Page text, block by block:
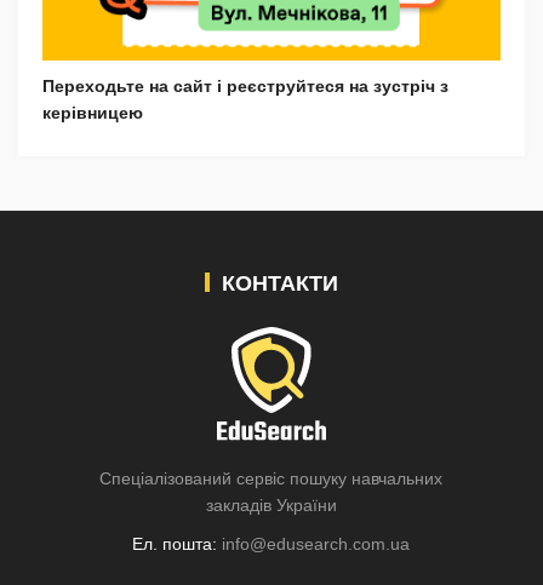
Переходьте на сайт і реєструйтеся на зустріч з
керівницею
КОНТАКТИ
Спеціалізований сервіс пошуку навчальних
закладів України
Ел. пошта: info@edusearch.com.ua